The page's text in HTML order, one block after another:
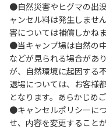
台の利用後は炭の鎮火
８.バンガローの芝生
ープは１つまで可）
９.各自で出されまし
用済みの炭は専用の捨
10.施設内および駐車
者間でのトラブルで生
いかねます。
11.施設の利用について
わない場合は退場して
●自然災害やヒグマの出
ャンセル料は発生しませ
害については補償しかね
●当キャンプ場は自然の
などが見られる場合があ
が、自然環境に起因する
退場については、お客様
となります。あらかじめ
●キャンセルポリシーに
せ、内容を変更すること